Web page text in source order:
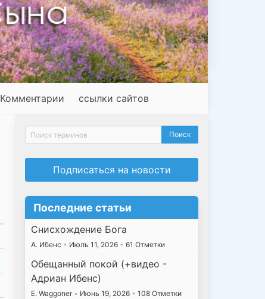
Комментарии ссылки сайтов
Подписаться на новости
Последние статьи
Снисхождение Бога
А. Ибенс • Июль 11, 2026 • 61 Отметки
Обещанный покой (+видео -
Адриан Ибенс)
E. Waggoner • Июнь 19, 2026 • 108 Отметки